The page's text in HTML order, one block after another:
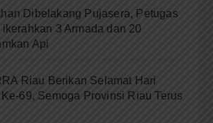
Dibelakang Pujasera, Petugas
3 Armada dan 20
Api
Riau Berikan Selamat Hari
69, Semoga Provinsi Riau Terus